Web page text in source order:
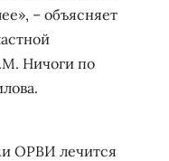
– объясняет
Ничоги по
ОРВИ лечится